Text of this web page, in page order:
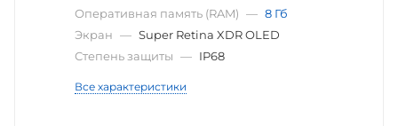
Оперативная память (RAM) — 8 Гб
Экран — Super Retina XDR OLED
Степень защиты — IP68
Все характеристики